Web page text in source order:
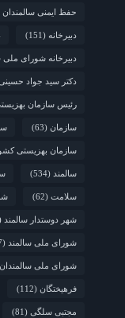
حفظ ایمنی سالمندان
دبیرخانه (151)
دبیرخانه شورای ملی
دکتر سید جواد
رئیس سازمان
سازمان (63)
سازمان بهزیستی
سالمند (534)
سلامت (62)
شهر دوستدار سالمند
شورای ملی سالمند (107)
شورای ملی
فرهیختگان (112)
مجتبی سلگی (81)